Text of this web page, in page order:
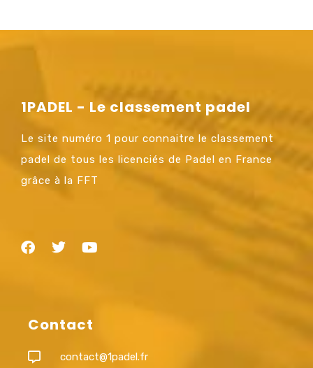
1PADEL - Le classement padel
Le site numéro 1 pour connaitre le classement
padel de tous les licenciés de Padel en France
grâce à la FFT
Contact
contact@1padel.fr